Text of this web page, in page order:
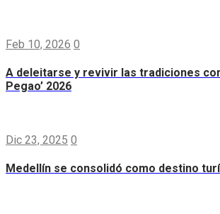
Feb 10, 2026 0
A deleitarse y revivir las tradiciones
Pegao’ 2026
Dic 23, 2025 0
Medellín se consolidó como destino